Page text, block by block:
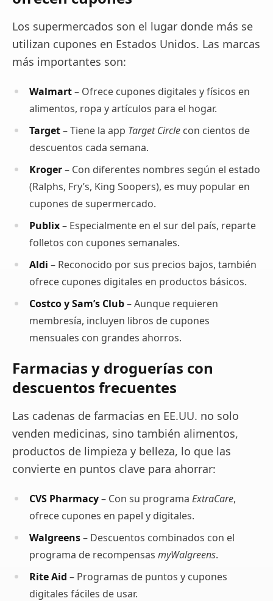
Los supermercados son el lugar donde más se
utilizan cupones en Estados Unidos. Las marcas
más importantes son:
Walmart– Ofrece cupones digitales y físicos en
alimentos, ropa y artículos para el hogar.
Target– Tiene la app Target Circle con cientos de
descuentos cada semana.
Kroger– Con diferentes nombres según el estado
(Ralphs, Fry’s, King Soopers), es muy popular en
cupones de supermercado.
Publix– Especialmente en el sur del país, reparte
folletos con cupones semanales.
Aldi – Reconocido por sus precios bajos, también
ofrece cupones digitales en productos básicos.
Costco y Sam’s Club– Aunque requieren
membresía, incluyen libros de cupones
mensuales con grandes ahorros.
Farmacias y droguerías con
descuentos frecuentes
Las cadenas de farmacias en EE.UU. no solo
venden medicinas, sino también alimentos,
productos de limpieza y belleza, lo que las
convierte en puntos clave para ahorrar:
CVS Pharmacy– Con su programa ExtraCare,
ofrece cupones en papel y digitales.
Walgreens– Descuentos combinados con el
programa de recompensas myWalgreens.
Rite Aid – Programas de puntos y cupones
digitales fáciles de usar.